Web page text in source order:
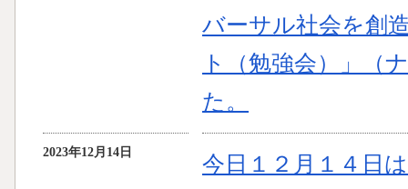
バーサル社会を創
ト（勉強会）」（
た。
2023年12月14日
今日１２月１４日